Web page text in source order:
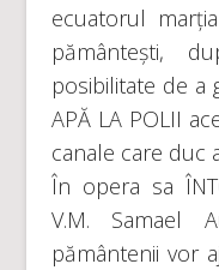
ecuatorul
pământești,
posibilitate de a
APĂ LA POLII
canale care duc
În opera sa
V.M. Samael
pământenii vor